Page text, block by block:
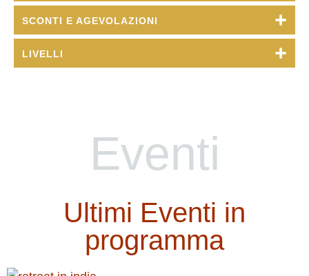
SCONTI E AGEVOLAZIONI
LIVELLI
Eventi
Ultimi Eventi in
programma